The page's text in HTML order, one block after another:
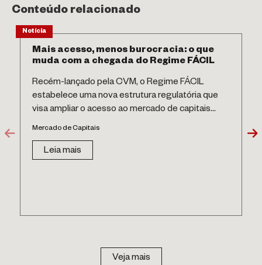
Conteúdo relacionado
Notícia
Mais acesso, menos burocracia: o que
muda com a chegada do Regime FÁCIL
Recém-lançado pela CVM, o Regime FÁCIL
estabelece uma nova estrutura regulatória que
visa ampliar o acesso ao mercado de capitais...
Mercado de Capitais
Leia mais
Veja mais